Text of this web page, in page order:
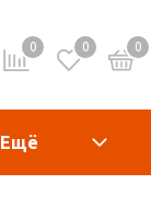
0 0 0
Ещё